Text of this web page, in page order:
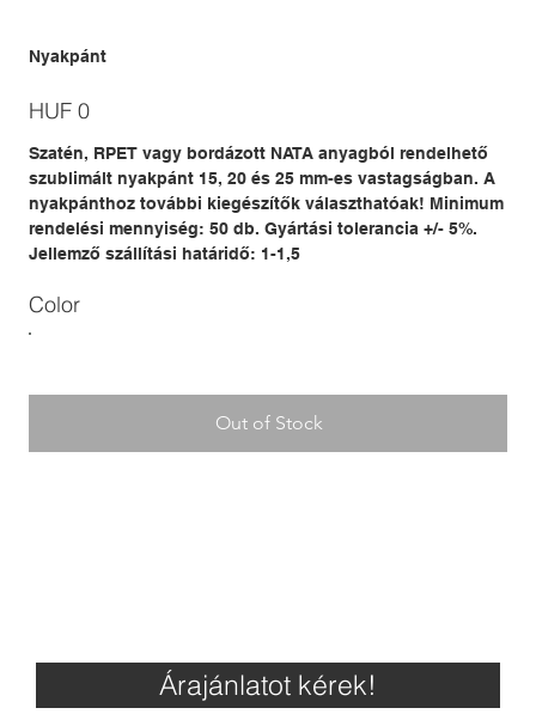
Nyakpánt
Price
HUF 0
Szatén, RPET vagy bordázott NATA anyagból rendelhető
szublimált nyakpánt 15, 20 és 25 mm-es vastagságban. A
nyakpánthoz további kiegészítők választhatóak! Minimum
rendelési mennyiség: 50 db. Gyártási tolerancia +/- 5%.
Jellemző szállítási határidő: 1-1,5
Color
Out of Stock
Árajánlatot kérek!